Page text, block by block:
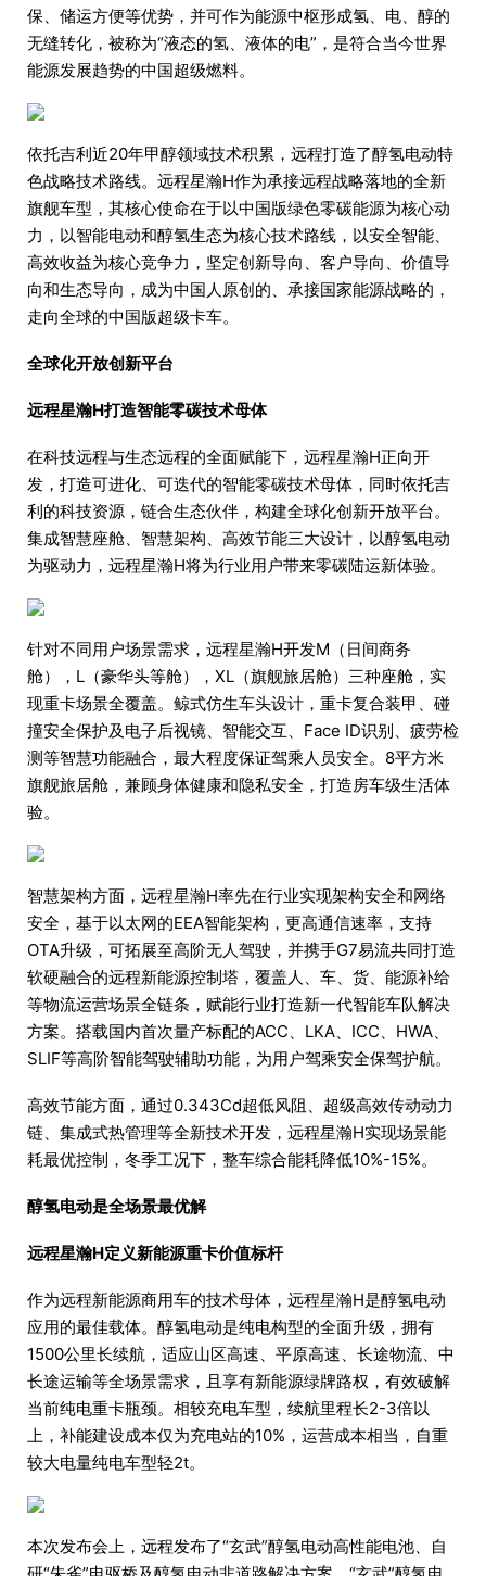
保、储运方便等优势，并可作为能源中枢形成氢、电、醇的
无缝转化，被称为“液态的氢、液体的电”，是符合当今世界
能源发展趋势的中国超级燃料。
依托吉利近20年甲醇领域技术积累，远程打造了醇氢电动特
色战略技术路线。远程星瀚H作为承接远程战略落地的全新
旗舰车型，其核心使命在于以中国版绿色零碳能源为核心动
力，以智能电动和醇氢生态为核心技术路线，以安全智能、
高效收益为核心竞争力，坚定创新导向、客户导向、价值导
向和生态导向，成为中国人原创的、承接国家能源战略的，
走向全球的中国版超级卡车。
全球化开放创新平台
远程星瀚H打造智能零碳技术母体
在科技远程与生态远程的全面赋能下，远程星瀚H正向开
发，打造可进化、可迭代的智能零碳技术母体，同时依托吉
利的科技资源，链合生态伙伴，构建全球化创新开放平台。
集成智慧座舱、智慧架构、高效节能三大设计，以醇氢电动
为驱动力，远程星瀚H将为行业用户带来零碳陆运新体验。
针对不同用户场景需求，远程星瀚H开发M（日间商务
舱），L（豪华头等舱），XL（旗舰旅居舱）三种座舱，实
现重卡场景全覆盖。鲸式仿生车头设计，重卡复合装甲、碰
撞安全保护及电子后视镜、智能交互、Face ID识别、疲劳检
测等智慧功能融合，最大程度保证驾乘人员安全。8平方米
旗舰旅居舱，兼顾身体健康和隐私安全，打造房车级生活体
验。
智慧架构方面，远程星瀚H率先在行业实现架构安全和网络
安全，基于以太网的EEA智能架构，更高通信速率，支持
OTA升级，可拓展至高阶无人驾驶，并携手G7易流共同打造
软硬融合的远程新能源控制塔，覆盖人、车、货、能源补给
等物流运营场景全链条，赋能行业打造新一代智能车队解决
方案。搭载国内首次量产标配的ACC、LKA、ICC、HWA、
SLIF等高阶智能驾驶辅助功能，为用户驾乘安全保驾护航。
高效节能方面，通过0.343Cd超低风阻、超级高效传动动力
链、集成式热管理等全新技术开发，远程星瀚H实现场景能
耗最优控制，冬季工况下，整车综合能耗降低10%-15%。
醇氢电动是全场景最优解
远程星瀚H定义新能源重卡价值标杆
作为远程新能源商用车的技术母体，远程星瀚H是醇氢电动
应用的最佳载体。醇氢电动是纯电构型的全面升级，拥有
1500公里长续航，适应山区高速、平原高速、长途物流、中
长途运输等全场景需求，且享有新能源绿牌路权，有效破解
当前纯电重卡瓶颈。相较充电车型，续航里程长2-3倍以
上，补能建设成本仅为充电站的10%，运营成本相当，自重
较大电量纯电车型轻2t。
本次发布会上，远程发布了“玄武”醇氢电动高性能电池、自